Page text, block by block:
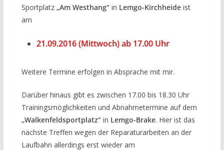
Sportplatz „Am Westhang“in Lemgo-Kirchheideist
am
21.09.2016 (Mittwoch) ab 17.00 Uhr
Weitere Termine erfolgen in Absprache mit mir.
Darüber hinaus gibt es zwischen 17.00 bis 18.30 Uhr
Trainingsmöglichkeiten und Abnahmetermine auf dem
„Walkenfeldsportplatz“in Lemgo-Brake. Hier ist das
nächste Treffen wegen der Reparaturarbeiten an der
Laufbahn allerdings erst wieder am